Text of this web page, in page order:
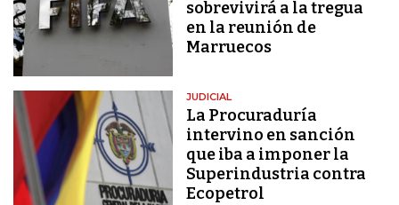
sobrevivirá a la tregua
en la reunión de
Marruecos
JUDICIAL
La Procuraduría
intervino en sanción
que iba a imponer la
Superindustria contra
Ecopetrol